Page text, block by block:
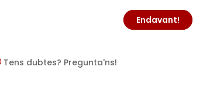
Endavant!
Tens dubtes? Pregunta'ns!